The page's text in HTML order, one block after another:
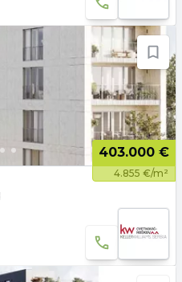
403.000 €
4.855 €/m²